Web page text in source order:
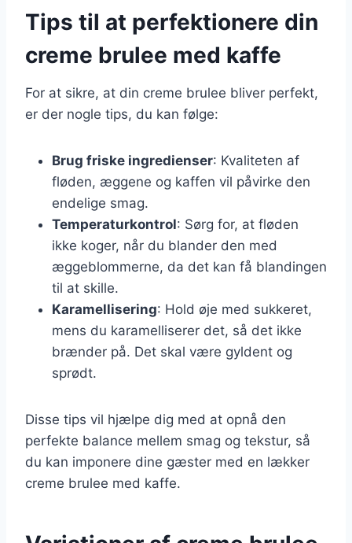
Tips til at perfektionere din
creme brulee med kaffe
For at sikre, at din creme brulee bliver perfekt,
er der nogle tips, du kan følge:
Brug friske ingredienser: Kvaliteten af
fløden, æggene og kaffen vil påvirke den
endelige smag.
Temperaturkontrol: Sørg for, at fløden
ikke koger, når du blander den med
æggeblommerne, da det kan få blandingen
til at skille.
Karamellisering: Hold øje med sukkeret,
mens du karamelliserer det, så det ikke
brænder på. Det skal være gyldent og
sprødt.
Disse tips vil hjælpe dig med at opnå den
perfekte balance mellem smag og tekstur, så
du kan imponere dine gæster med en lækker
creme brulee med kaffe.